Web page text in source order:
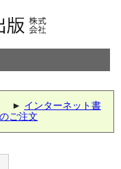
インターネット書
ご注文